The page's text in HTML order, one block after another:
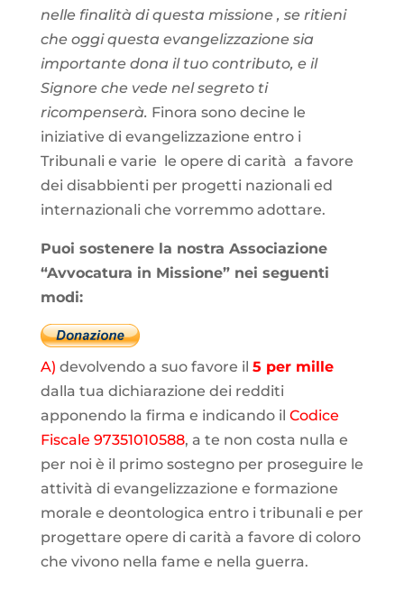
nelle finalità di questa missione , se ritieni
che oggi questa evangelizzazione sia
importante dona il tuo contributo, e il
Signore che vede nel segreto ti
ricompenserà. Finora sono decine le
iniziative di evangelizzazione entro i
Tribunali e varie le opere di carità a favore
dei disabbienti per progetti nazionali ed
internazionali che vorremmo adottare.
Puoi sostenerela nostra Associazione
“Avvocatura in Missione” nei seguenti
modi:
A) devolvendo a suo favore il 5 per mille
dalla tua dichiarazione dei redditi
apponendo la firma e indicando il Codice
Fiscale 97351010588, a te non costa nulla e
per noi è il primo sostegno per proseguire le
attività di evangelizzazione e formazione
morale e deontologica entro i tribunali e per
progettare opere di carità a favore di coloro
che vivono nella fame e nella guerra.